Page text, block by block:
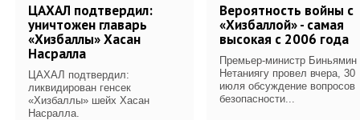
ЦАХАЛ подтвердил:
уничтожен главарь
«Хизбаллы» Хасан
Насралла
ЦАХАЛ подтвердил:
ликвидирован генсек
«Хизбаллы» шейх Хасан
Насралла.
Вероятность войны с
«Хизбаллой» - самая
высокая с 2006 года
Премьер-министр Биньямин
Нетаниягу провел вчера, 30
июля обсуждение вопросов
безопасности...